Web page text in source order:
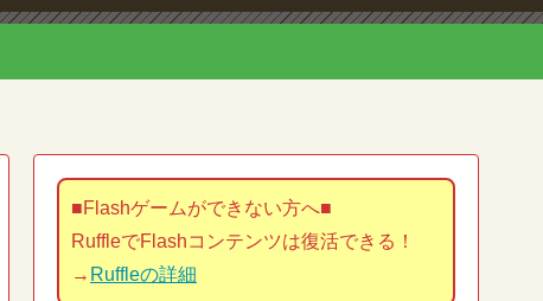
■Flashゲームができない方へ■
RuffleでFlashコンテンツは復活できる！
→ Ruffleの詳細